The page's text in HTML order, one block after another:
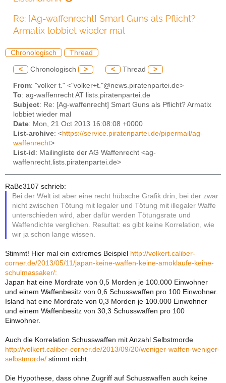
Re: [Ag-waffenrecht] Smart Guns als Pflicht?
Armatix lobbiet wieder mal
Chronologisch Thread
< Chronologisch > < Thread >
From: "volker t." <"volker+t."@news.piratenpartei.de>
To: ag-waffenrecht AT lists.piratenpartei.de
Subject: Re: [Ag-waffenrecht] Smart Guns als Pflicht? Armatix
lobbiet wieder mal
Date: Mon, 21 Oct 2013 16:08:08 +0000
List-archive: <https://service.piratenpartei.de/pipermail/ag-
waffenrecht>
List-id : Mailingliste der AG Waffenrecht <ag-
waffenrecht.lists.piratenpartei.de>
RaBe3107 schrieb:
Bei der Welt ist aber eine recht hübsche Grafik drin, bei der zwar
nicht zwischen Tötung mit legaler und Tötung mit illegaler Waffe
unterschieden wird, aber dafür werden Tötungsrate und
Waffendichte verglichen. Resultat: es gibt keine Korrelation, wie
wir ja schon lange wissen.
Stimmt! Hier mal ein extremes Beispiel http://volkert.caliber-
corner.de/2013/05/11/japan-keine-waffen-keine-amoklaufe-keine-
schulmassaker/:
Japan hat eine Mordrate von 0,5 Morden je 100.000 Einwohner
und einem Waffenbesitz von 0,6 Schusswaffen pro 100 Einwohner.
Island hat eine Mordrate von 0,3 Morden je 100.000 Einwohner
und einem Waffenbesitz von 30,3 Schusswaffen pro 100
Einwohner.
Auch die Korrelation Schusswaffen mit Anzahl Selbstmorde
http://volkert.caliber-corner.de/2013/09/20/weniger-waffen-weniger-
selbstmorde/ stimmt nicht.
Die Hypothese, dass ohne Zugriff auf Schusswaffen auch keine